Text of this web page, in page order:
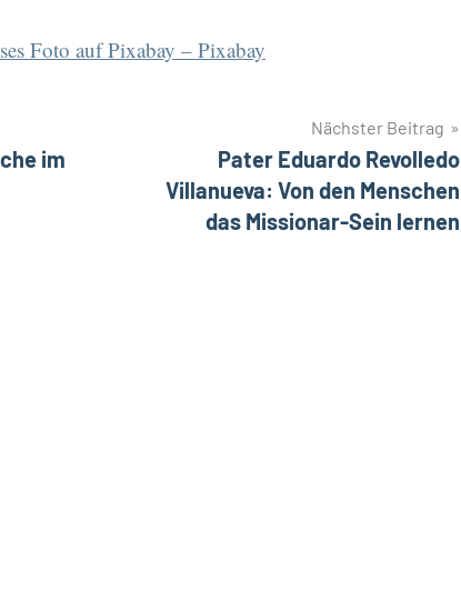
Foto auf Pixabay – Pixabay
im
Nächster Beitrag
Pater Eduardo Revolledo
Villanueva: Von den Menschen
das Missionar-Sein lernen